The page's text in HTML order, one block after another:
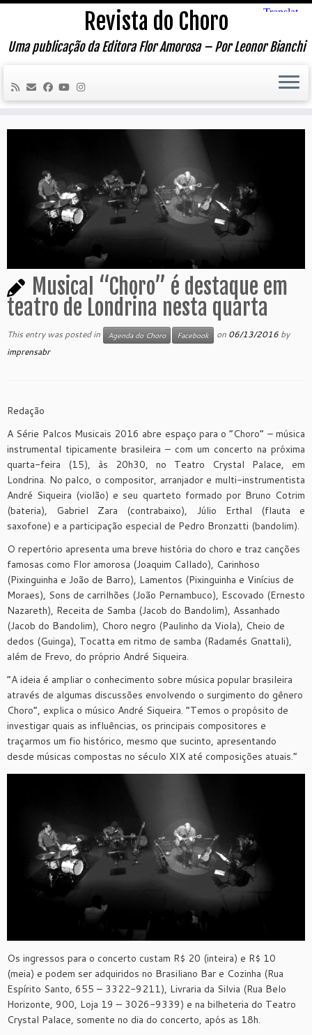
Skip
content
Revista do Choro
Uma publicação da Editora Flor Amorosa – Por Leonor Bianchi
Musical “Choro” é destaque em
teatro de Londrina nesta quarta
This entry was posted in Agenda do Choro Facebook on 06/13/2016 by
imprensabr
Redação
A Série Palcos Musicais 2016 abre espaço para o “Choro” – música
instrumental tipicamente brasileira – com um concerto na próxima
quarta-feira (15), às 20h30, no Teatro Crystal Palace, em
Londrina. No palco, o compositor, arranjador e multi-instrumentista
André Siqueira (violão) e seu quarteto formado por Bruno Cotrim
(bateria), Gabriel Zara (contrabaixo), Júlio Erthal (flauta e
saxofone) e a participação especial de Pedro Bronzatti (bandolim).
O repertório apresenta uma breve história do choro e traz canções
famosas como Flor amorosa (Joaquim Callado), Carinhoso
(Pixinguinha e João de Barro), Lamentos (Pixinguinha e Vinícius de
Moraes), Sons de carrilhões (João Pernambuco), Escovado (Ernesto
Nazareth), Receita de Samba (Jacob do Bandolim), Assanhado
(Jacob do Bandolim), Choro negro (Paulinho da Viola), Cheio de
dedos (Guinga), Tocatta em ritmo de samba (Radamés Gnattali),
além de Frevo, do próprio André Siqueira.
“A ideia é ampliar o conhecimento sobre música popular brasileira
através de algumas discussões envolvendo o surgimento do gênero
Choro”, explica o músico André Siqueira. “Temos o propósito de
investigar quais as influências, os principais compositores e
traçarmos um fio histórico, mesmo que sucinto, apresentando
desde músicas compostas no século XIX até composições atuais.”
Os ingressos para o concerto custam R$ 20 (inteira) e R$ 10
(meia) e podem ser adquiridos no Brasiliano Bar e Cozinha (Rua
Espírito Santo, 655 – 3322-9211), Livraria da Silvia (Rua Belo
Horizonte, 900, Loja 19 – 3026-9339) e na bilheteria do Teatro
Crystal Palace, somente no dia do concerto, após as 18h.